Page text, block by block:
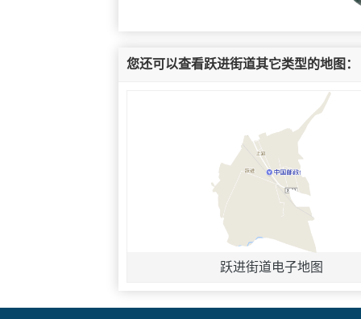
您还可以查看跃进街道其它类型的地图：
跃进街道电子地图